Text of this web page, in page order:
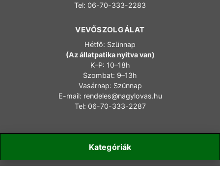
Kategóriák
Tel: 06-70-333-2283
VEVŐSZOLGÁLAT
Hétfő: Szünnap
(Az állatpatika nyitva van)
K–P: 10–18h
Szombat: 9–13h
Vasárnap: Szünnap
E-mail: rendeles@nagylovas.hu
Tel: 06-70-333-2287
Copyright 2006-2025 nagylovas.hu – Minden jog fenntartva